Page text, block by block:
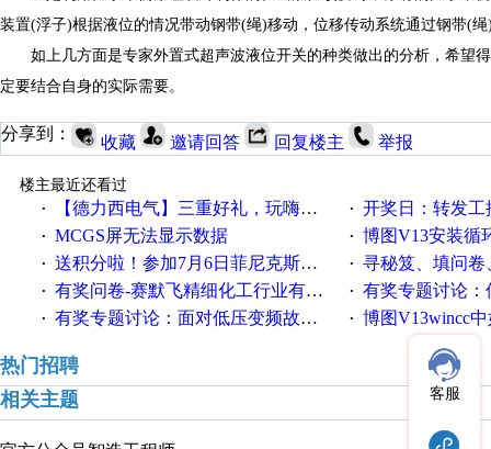
装置(浮子)根据液位的情况带动钢带(绳)移动，位移传动系统通过钢带(
如上几方面是专家外置式超声波液位开关的种类做出的分析，希望
定要结合自身的实际需要。
分享到： 收藏 邀请回答 回复楼主 举报
楼主最近还看过
·
【德力西电气】三重好礼，玩嗨夏日！ · 开奖日：转发工控速派
· MCGS屏无法显示数据 · 博图V13安装循环重启
· 送积分啦！参加7月6日菲尼克斯在线研讨会即得 · 寻秘笈、填问卷
· 有奖问卷-赛默飞精细化工行业有奖调查来袭！ · 有奖专题讨论：伺服选择
· 有奖专题讨论：面对低压变频故障，老手是这样解决的！ · 博图V13wincc中如何
热门招聘
相关主题
客服